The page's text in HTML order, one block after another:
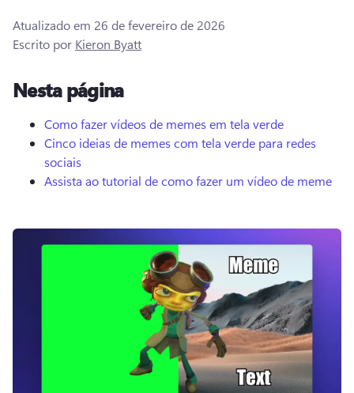
Entrar
Atualizado em 26 de fevereiro de 2026
Escrito por Kieron Byatt
Nesta página
Como fazer vídeos de memes em tela verde
Cinco ideias de memes com tela verde para redes
sociais
Assista ao tutorial de como fazer um vídeo de meme